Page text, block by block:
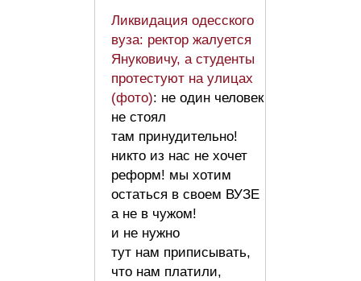
Ликвидация одесского
вуза: ректор жалуется
Януковичу, а студенты
протестуют на улицах
(фото): не один человек
не стоял
там принудительно!
никто из нас не хочет
реформ! мы хотим
остаться в своем ВУЗЕ
а не в чужом!
и не нужно
тут нам приписывать,
что нам платили,